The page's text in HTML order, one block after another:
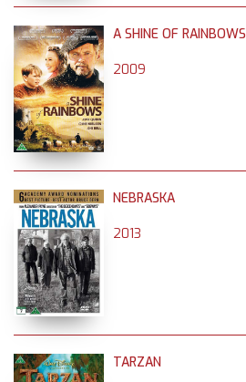
A SHINE OF RAINBOWS
2009
NEBRASKA
2013
TARZAN